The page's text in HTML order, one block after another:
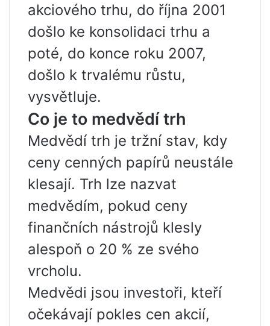
akciového trhu, do října 2001
došlo ke konsolidaci trhu a
poté, do konce roku 2007,
došlo k trvalému růstu,
vysvětluje.
Co je to medvědí trh
Medvědí trh je tržní stav, kdy
ceny cenných papírů neustále
klesají. Trh lze nazvat
medvědím, pokud ceny
finančních nástrojů klesly
alespoň o 20 % ze svého
vrcholu.
Medvědi jsou investoři, kteří
očekávají pokles cen akcií,